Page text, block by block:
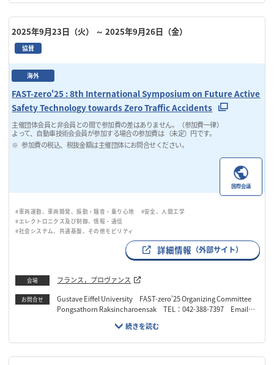
2025年9月23日（火） ～ 2025年9月26日（金）
協賛
海外
FAST-zero'25 : 8th International Symposium on Future Active
Safety Technology towards Zero Traffic Accidents
主催団体会員と非会員との間で参加費の差はありません。（参加費一律）
よって、自動車技術会会員が参加する場合の参加費は （未定）円です。
参加費の税込、税抜金額は主催団体にお問合せください。
国際会議
#車両運動、車両開発、振動・騒音・乗り心地
#安全、人間工学
#エレクトロニクス及び制御、情報・通信
#社会システム、共通基盤、その他モビリティ
詳細情報 （外部サイト）
会場 フランス，プロヴァンス
お問合せ
Gustave Eiffel University FAST-zero’25 Organizing Committee
Pongsathorn Raksincharoensak TEL：042-388-7397 Email：